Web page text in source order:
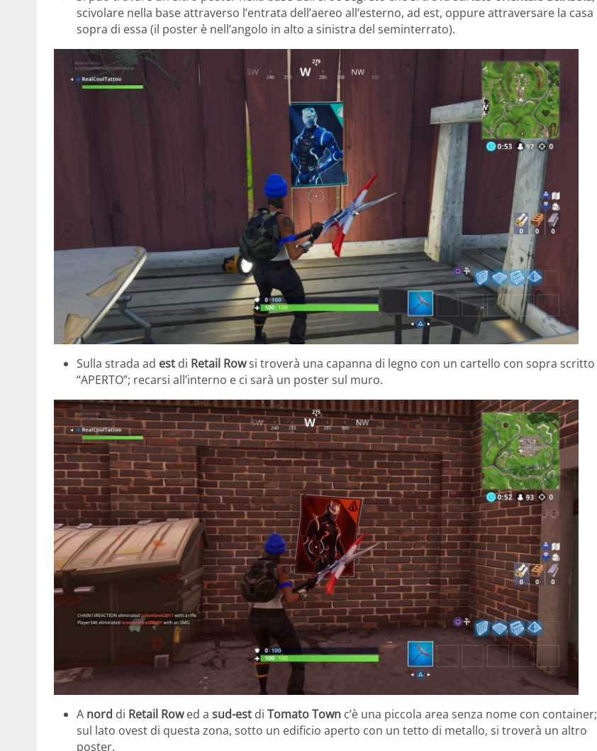
scivolare nella base attraverso l’entrata dell’aereo all’esterno, ad est, oppure attraversare la casa
sopra di essa (il poster è nell’angolo in alto a sinistra del seminterrato).
Sulla strada ad est di Retail Rowsi troverà una capanna di legno con un cartello con sopra scritto
“APERTO”; recarsi all’interno e ci sarà un poster sul muro.
A nord di Retail Rowed a sud-est di Tomato Town c’è una piccola area senza nome con container;
sul lato ovest di questa zona, sotto un edificio aperto con un tetto di metallo, si troverà un altro
poster.